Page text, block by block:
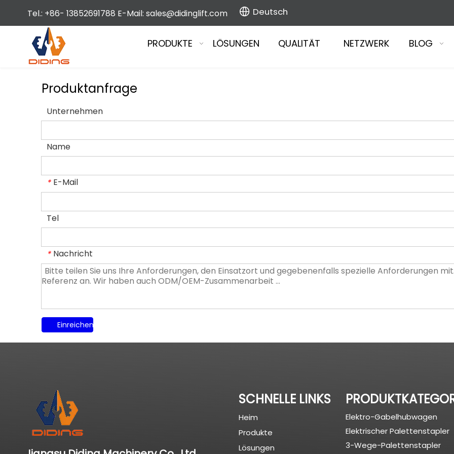
Tel.: +86- 13852691788 E-Mail: sales@didinglift.com Deutsch
PRODUKTE LÖSUNGEN QUALITÄT NETZWERK BLOG
Produktanfrage
Unternehmen
Name
* E-Mail
Tel
* Nachricht
Einreichen
SCHNELLE LINKS
Heim
Produkte
Lösungen
Elektro-Gabelhubwagen
Elektrischer Palettenstapler
3-Wege-Palettenstapler